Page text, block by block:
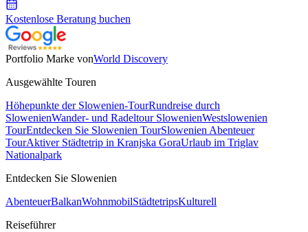
Kostenlose Beratung buchen
Portfolio Marke vonWorld Discovery
Ausgewählte Touren
Höhepunkte der Slowenien-TourRundreise durch
SlowenienWander- und Radeltour SlowenienWestslowenien
TourEntdecken Sie Slowenien TourSlowenien Abenteuer
TourAktiver Städtetrip in Kranjska GoraUrlaub im Triglav
Nationalpark
Entdecken Sie Slowenien
AbenteuerBalkanWohnmobilStädtetripsKulturell
Reiseführer